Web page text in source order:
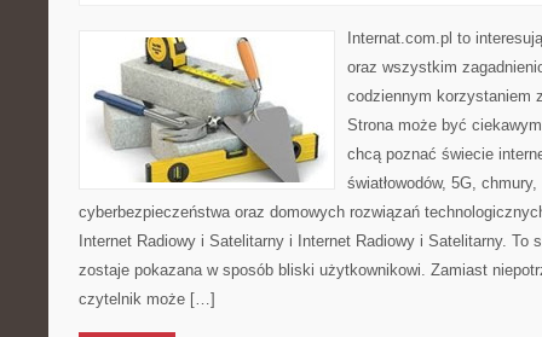
Internat.com.pl to
oraz wszystkim
codziennym korzystaniem
Strona może być
chcą poznać świecie
światłowodów, 5G,
cyberbezpieczeństwa oraz domowych rozwiązań
Internet Radiowy i Satelitarny i Internet Radiowy i Satelitarny. To
zostaje pokazana w sposób bliski użytkownikowi. Zamiast
czytelnik może […]